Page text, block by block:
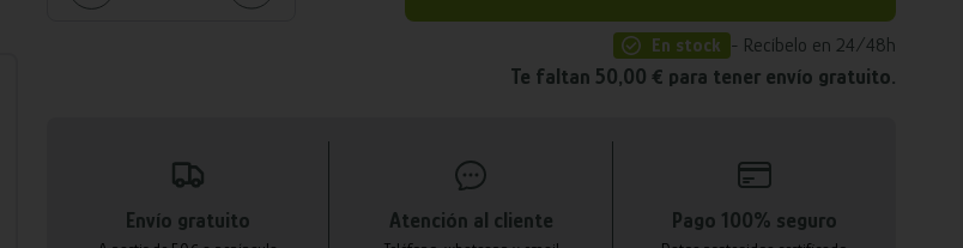
En stock - Recíbelo en 24/48h
Te faltan 50,00 € para tener envío gratuito.
Envío gratuito Atención al cliente Pago 100% seguro